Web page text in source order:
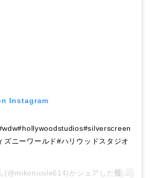
Instagram
ズニーワールド#ハリウッドスタジオ
(@mikonicole614)がシェアした投稿 –